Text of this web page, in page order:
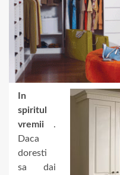
In
spiritul
vremii .
Daca
doresti
sa dai